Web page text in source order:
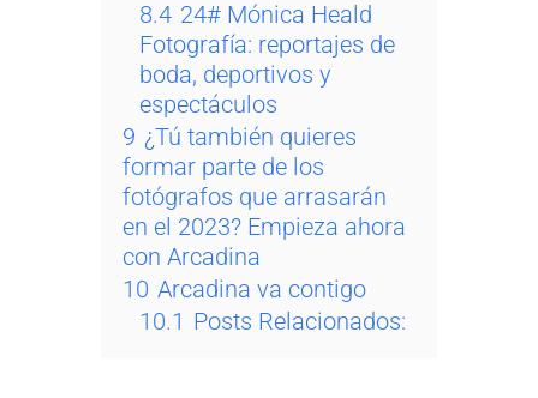
8.4 24# Mónica Heald
Fotografía: reportajes de
boda, deportivos y
espectáculos
9 ¿Tú también quieres
formar parte de los
fotógrafos que arrasarán
en el 2023? Empieza ahora
con Arcadina
10 Arcadina va contigo
10.1 Posts Relacionados: